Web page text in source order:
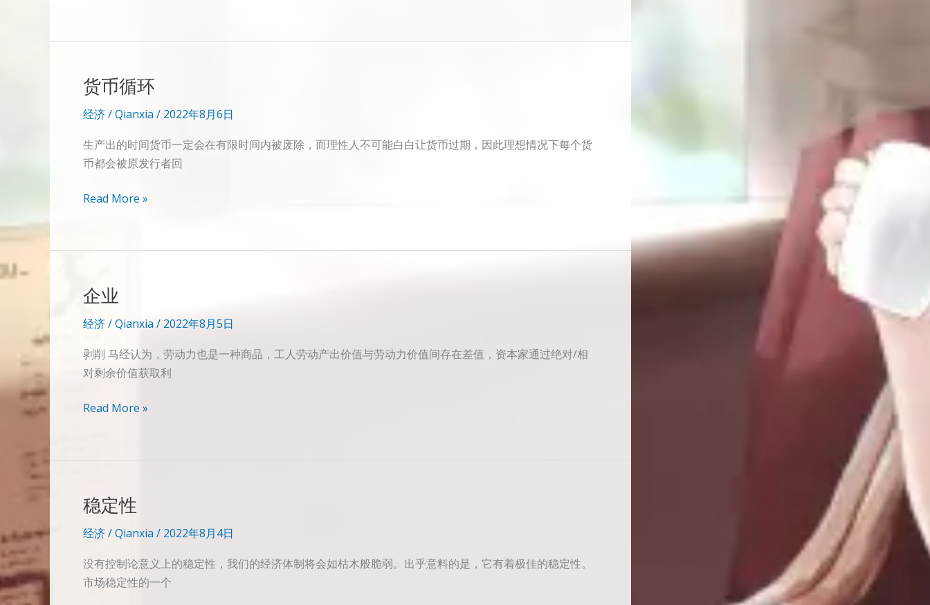
析
货币循环
经济/Qianxia / 2022年8月6日
生产出的时间货币一定会在有限时间内被废除，而理性人不可能白白让货币过期，因此理想情况下每个货
币都会被原发行者回
货
环
Read More »
企业
经济/Qianxia/ 2022年8月5日
剥削 马经认为，劳动力也是一种商品，工人劳动产出价值与劳动力价值间存在差值，资本家通过绝对/相
对剩余价值获取利
企
Read More »
稳定性
经济/Qianxia / 2022年8月4日
没有控制论意义上的稳定性，我们的经济体制将会如枯木般脆弱。出乎意料的是，它有着极佳的稳定性。
市场稳定性的一个